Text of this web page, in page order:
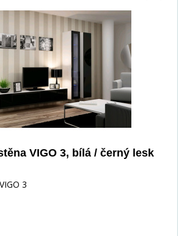
VIGO 3, bílá / černý lesk
3